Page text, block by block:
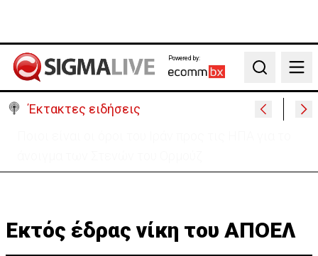
Powered by:
Search
Έκτακτες ειδήσεις
Εκτός έδρας νίκη του ΑΠΟΕΛ